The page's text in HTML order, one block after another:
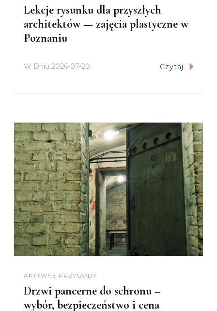
Lekcje rysunku dla przyszłych
architektów — zajęcia plastyczne w
Poznaniu
W Dniu 2026-07-20 Czytaj
AKTYWNE PRZYGODY
Drzwi pancerne do schronu –
wybór, bezpieczeństwo i cena